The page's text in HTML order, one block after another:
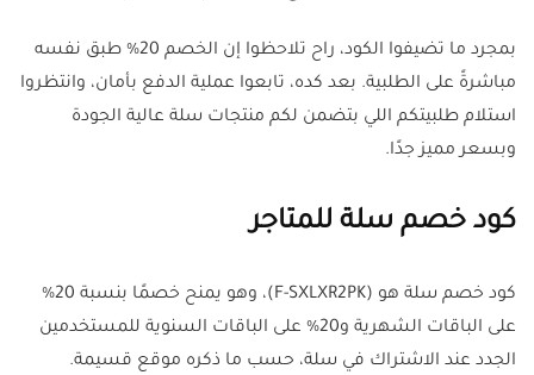
بمجرد ما تضيفوا الكود، راح تلاحظوا إن الخصم 20% طبق نفسه
مباشرةً على الطلبية. بعد كده، تابعوا عملية الدفع بأمان، وانتظروا
استلام طلبيتكم اللي بتضمن لكم منتجات سلة عالية الجودة
وبسعر مميز جدًا.
كود خصم سلة للمتاجر
كود خصم سلة هو (F-SXLXR2PK)
، وهو يمنح خصمًا بنسبة 20%
على الباقات الشهرية و20% على الباقات السنوية للمستخدمين
الجدد عند الاشتراك في سلة، حسب ما ذكره موقع قسيمة.